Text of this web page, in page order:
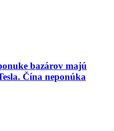
bazárov majú
Čína neponúka